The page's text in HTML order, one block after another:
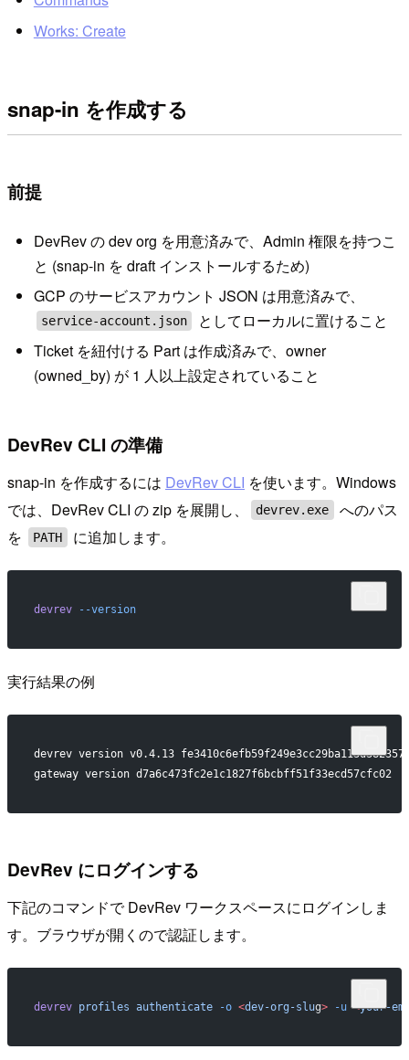
Works: Create
snap-in を作成する
前提
DevRev の dev org を用意済みで、Admin 権限を持つこ
と (snap-in を draft インストールするため)
GCP のサービスアカウント JSON は用意済みで、
service-account.json
としてローカルに置けること
Ticket を紐付ける Part は作成済みで、owner
(owned_by) が 1 人以上設定されていること
DevRev CLI の準備
snap-in を作成するには DevRev CLI を使います。Windows
では、DevRev CLI の zip を展開し、
devrev.exe
へのパス
を
PATH に追加します。
devrev --version
実行結果の例
devrev version v0.4.13
gateway version d7a6c473fc2e1c1827f6bcbff51f33ecd57cfc02
DevRev にログインする
下記のコマンドで DevRev ワークスペースにログインしま
す。ブラウザが開くので認証します。
devrev profiles authenticate -o <dev-org-slug> -u <your-